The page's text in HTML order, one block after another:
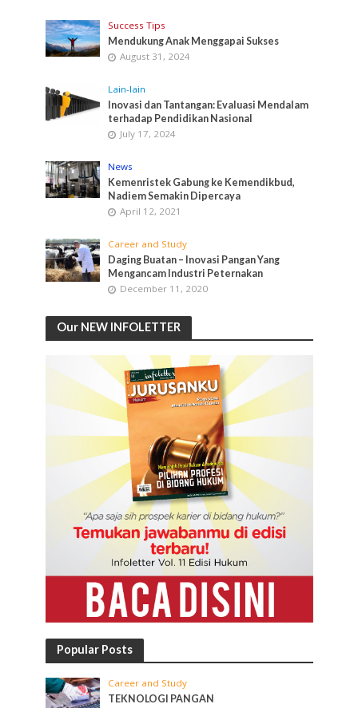
Success Tips
Mendukung Anak Menggapai Sukses
August 31, 2024
Lain-lain
Inovasi dan Tantangan: Evaluasi Mendalam
terhadap Pendidikan Nasional
July 17, 2024
News
Kemenristek Gabung ke Kemendikbud,
Nadiem Semakin Dipercaya
April 12, 2021
Career and Study
Daging Buatan – Inovasi Pangan Yang
Mengancam Industri Peternakan
December 11, 2020
Our NEW INFOLETTER
Popular Posts
Career and Study
TEKNOLOGI PANGAN